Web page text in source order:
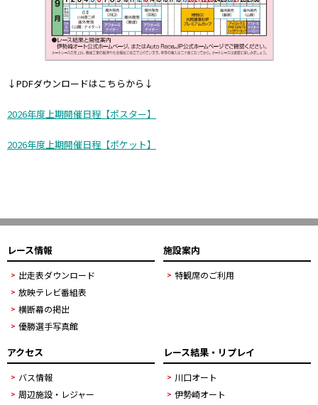
↓PDFダウンロードはこちらから↓
2026年度上期開催日程【ポスター】
2026年度上期開催日程【ポケット】
レース情報
出走表ダウンロード
放映テレビ番組表
横断幕の掲出
優勝選手写真館
施設案内
特観席のご利用
アクセス
バス情報
周辺施設・レジャー
レース結果・リプレイ
川口オート
伊勢崎オート